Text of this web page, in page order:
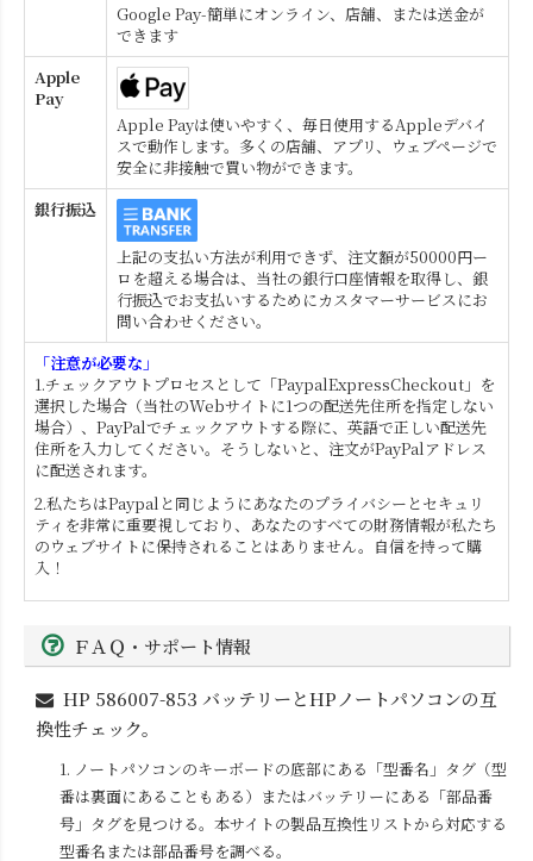
Google Pay-簡単にオンライン、店舗、または送金が
できます
Apple
Pay
Apple Payは使いやすく、毎日使用するAppleデバイ
スで動作します。多くの店舗、アプリ、ウェブページで
安全に非接触で買い物ができます。
銀行振込
上記の支払い方法が利用できず、注文額が50000円ー
ロを超える場合は、当社の銀行口座情報を取得し、銀
行振込でお支払いするためにカスタマーサービスにお
問い合わせください。
「注意が必要な」
1.チェックアウトプロセスとして「PaypalExpressCheckout」を
選択した場合（当社のWebサイトに1つの配送先住所を指定しない
場合）、PayPalでチェックアウトする際に、英語で正しい配送先
住所を入力してください。そうしないと、注文がPayPalアドレス
に配送されます。
2.私たちはPaypalと同じようにあなたのプライバシーとセキュリ
ティを非常に重要視しており、あなたのすべての財務情報が私たち
のウェブサイトに保持されることはありません。自信を持って購
入！
ＦＡＱ・サポート情報
HP 586007-853 バッテリーとHPノートパソコンの互
換性チェック。
1. ノートパソコンのキーボードの底部にある「型番名」タグ（型
番は裏面にあることもある）またはバッテリーにある「部品番
号」タグを見つける。本サイトの製品互換性リストから対応する
型番名または部品番号を調べる。